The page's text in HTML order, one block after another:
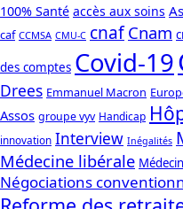
100% Santé accès aux soins
caf CCMSA CMU-C cnaf Cnam
des comptes Covid-19
Drees Emmanuel Macron
Assos groupe vyv Handicap
innovation Interview Inégalités
Médecine libérale
Négociations